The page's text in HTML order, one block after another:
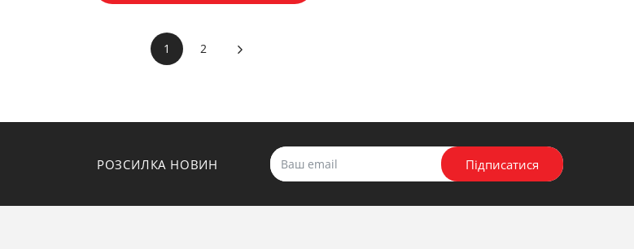
1 2
РОЗСИЛКА НОВИН Підписатися